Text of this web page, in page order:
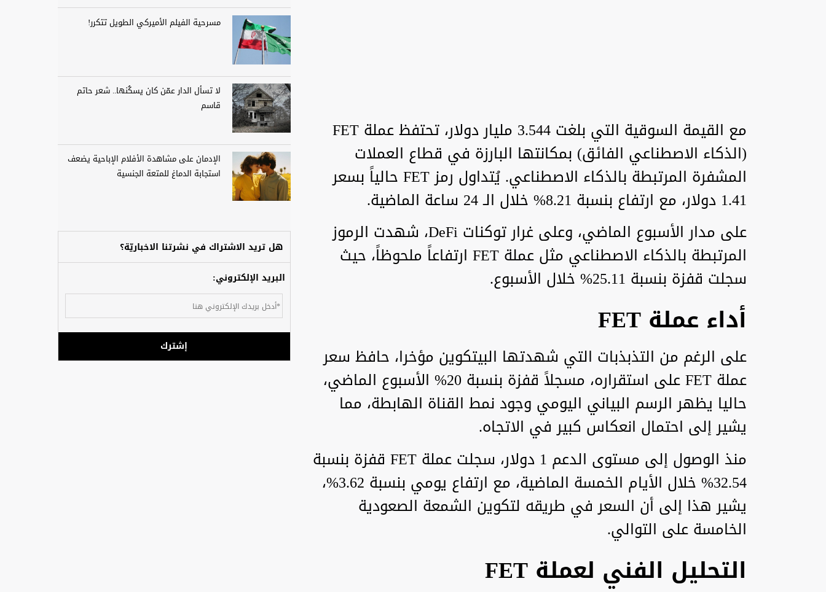
مع القيمة السوقية التي بلغت 3.544 مليار دولار، تحتفظ عملة FET
(الذكاء الاصطناعي الفائق) بمكانتها البارزة في قطاع العملات
المشفرة المرتبطة بالذكاء الاصطناعي. يُتداول رمز FET حالياً بسعر
1.41 دولار، مع ارتفاع بنسبة 8.21% خلال الـ 24 ساعة الماضية.
على مدار الأسبوع الماضي، وعلى غرار توكنات DeFi، شهدت الرموز
المرتبطة بالذكاء الاصطناعي مثل عملة FET ارتفاعاً ملحوظاً، حيث
سجلت قفزة بنسبة 25.11% خلال الأسبوع.
أداء عملة FET
على الرغم من التذبذبات التي شهدتها البيتكوين مؤخرا، حافظ سعر
عملة FET على استقراره، مسجلاً قفزة بنسبة 20% الأسبوع الماضي،
حاليا يظهر الرسم البياني اليومي وجود نمط القناة الهابطة، مما
يشير إلى احتمال انعكاس كبير في الاتجاه.
منذ الوصول إلى مستوى الدعم 1 دولار، سجلت عملة FET قفزة بنسبة
32.54% خلال الأيام الخمسة الماضية، مع ارتفاع يومي بنسبة 3.62%،
يشير هذا إلى أن السعر في طريقه لتكوين الشمعة الصعودية
الخامسة على التوالي.
التحليل الفني لعملة FET
مسرحية الفيلم الأميركي الطويل تتكرر!
لا تسأل الدار عمّن كان يسكُنها.. شعر حاتم
قاسم
الإدمان على مشاهدة الأفلام الإباحية يضعف
استجابة الدماغ للمتعة الجنسية
هل تريد الاشتراك في نشرتنا الاخباريّة؟
البريد الإلكتروني:
إشترك